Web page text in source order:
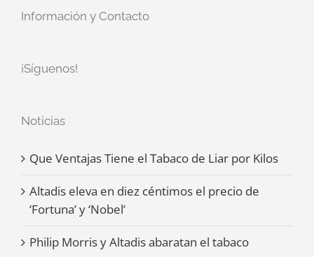
Información y Contacto
¡Síguenos!
Noticias
Que Ventajas Tiene el Tabaco de Liar por Kilos
Altadis eleva en diez céntimos el precio de
‘Fortuna’ y ‘Nobel’
Philip Morris y Altadis abaratan el tabaco